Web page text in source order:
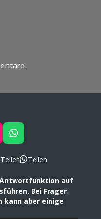
W
h
a
t
A
p
p
Teilen Teilen
Antwortfunktion auf
Bei Fragen
kann aber einige